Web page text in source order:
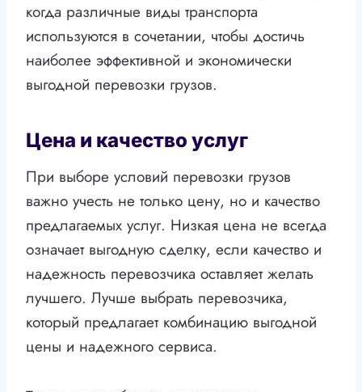
когда различные виды транспорта
используются в сочетании, чтобы достичь
наиболее эффективной и экономически
выгодной перевозки грузов.
Цена и качество услуг
При выборе условий перевозки грузов
важно учесть не только цену, но и качество
предлагаемых услуг. Низкая цена не всегда
означает выгодную сделку, если качество и
надежность перевозчика оставляет желать
лучшего. Лучше выбрать перевозчика,
который предлагает комбинацию выгодной
цены и надежного сервиса.